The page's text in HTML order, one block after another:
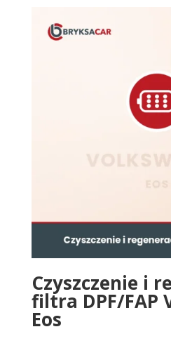
Czyszczenie i
filtra DPF/FAP
Eos